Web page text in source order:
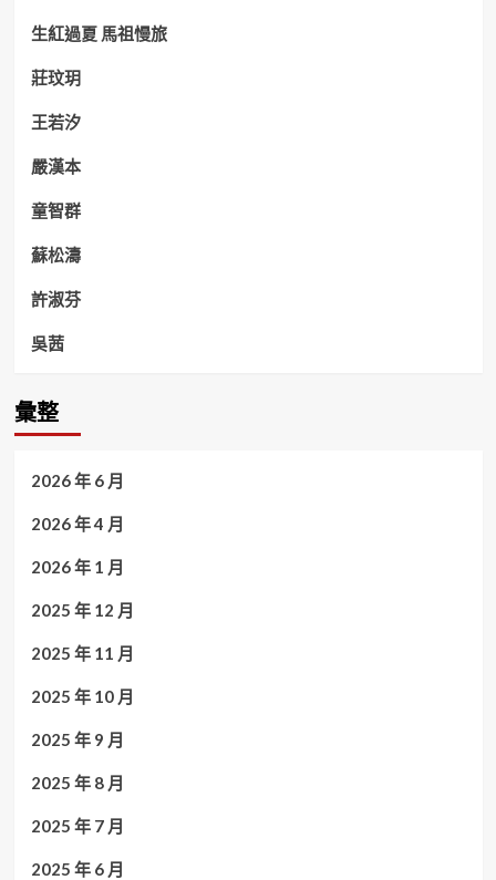
生紅過夏 馬祖慢旅
莊玟玥
王若汐
嚴漢本
童智群
蘇松濤
許淑芬
吳茜
彙整
2026 年 6 月
2026 年 4 月
2026 年 1 月
2025 年 12 月
2025 年 11 月
2025 年 10 月
2025 年 9 月
2025 年 8 月
2025 年 7 月
2025 年 6 月